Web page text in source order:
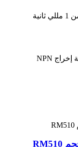
نطاق معلمات تصفية الإدخال: من 1 مللي ثانية